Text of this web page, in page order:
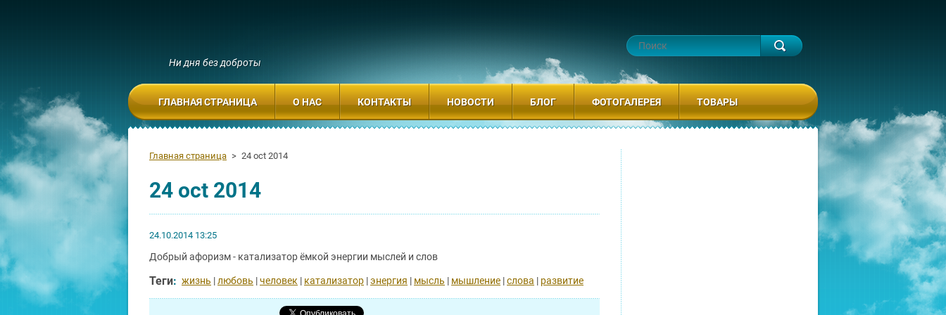
Ни дня без доброты
Главная страница > 24 oct 2014
24 oct 2014
24.10.2014 13:25
Добрый афоризм - катализатор ёмкой энергии мыслей и слов
Теги: жизнь |любовь |человек | катализатор |энергия | мысль | мышление |слова | развитие
ГЛАВНАЯ СТРАНИЦА О НАС КОНТАКТЫ НОВОСТИ БЛОГ ФОТОГАЛЕРЕЯ ТОВАРЫ